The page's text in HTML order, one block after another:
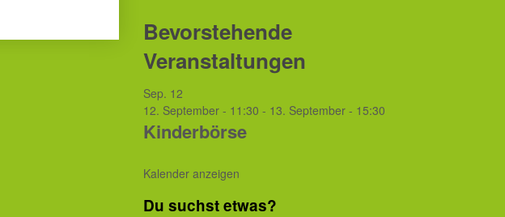
Bevorstehende
Veranstaltungen
Sep. 12
12. September - 11:30 - 13. September - 15:30
Kinderbörse
Kalender anzeigen
Du suchst etwas?